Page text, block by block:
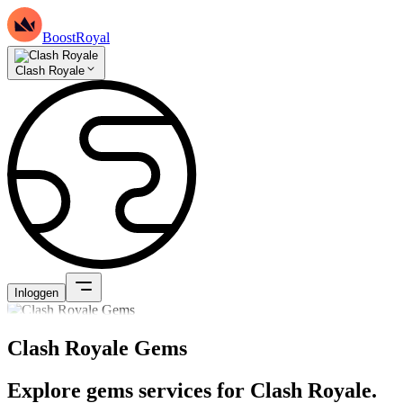
BoostRoyal
Clash Royale
Inloggen
Clash Royale Gems
Explore gems services for Clash Royale.